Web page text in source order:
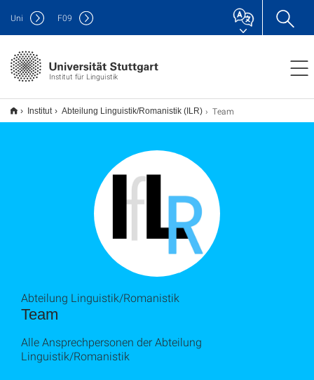
Institut für Linguistik
Uni F09
Institut Abteilung Linguistik/Romanistik (ILR) Team
Team
Abteilung Linguistik/Romanistik
Alle Ansprechpersonen der Abteilung
Linguistik/Romanistik